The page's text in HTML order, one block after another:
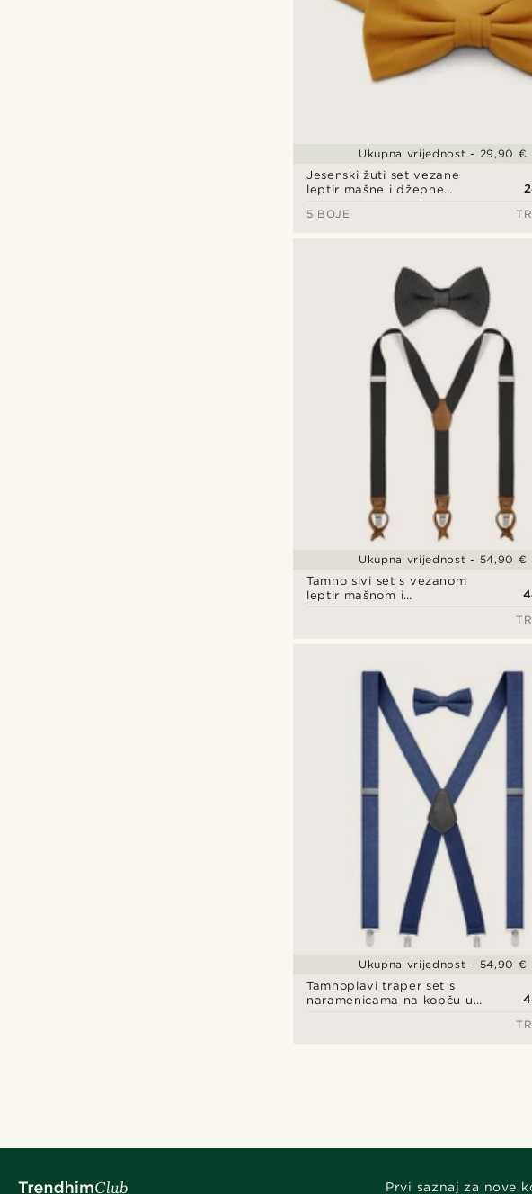
Jesenski žuti set vezane
leptir mašne i džepne
Ukupna vrijednost - 29,90 €
5 BOJE
Tamno sivi set s vezanom
leptir mašnom i
Ukupna vrijednost - 54,90 €
Tamnoplavi traper set s
naramenicama na kopču u
Ukupna vrijednost - 54,90 €
Prvi saznaj za nove